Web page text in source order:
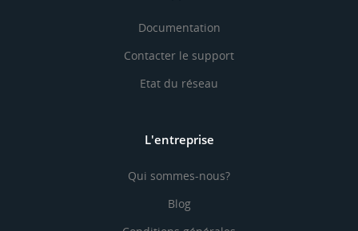
Documentation
Contacter le support
Etat du réseau
L'entreprise
Qui sommes-nous?
Blog